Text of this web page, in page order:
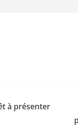
à présenter